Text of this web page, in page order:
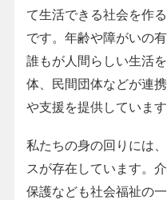
て生活できる社会を作
です。年齢や障がいの
誰もが人間らしい生活
体、民間団体などが連
や支援を提供しています
私たちの身の回りには
スが存在しています。
保護なども社会福祉の